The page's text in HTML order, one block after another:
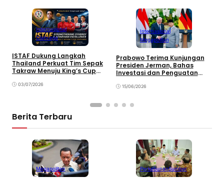
Internasional
Olahraga
ISTAF Dukung Langkah
Thailand Perkuat Tim Sepak
Takraw Menuju King’s Cup
03/07/2026
Internasional
Megapolitan
Prabowo Terima Kunjungan
Presiden Jerman, Bahas
Investasi dan Penguatan
15/06/2026
Berita Terbaru
Megapolitan PerkebunanSumbar